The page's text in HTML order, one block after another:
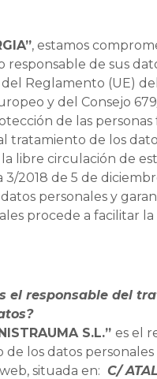
, estamos
de sus
Reglamento (UE) del
y del Consejo
de las personas
tratamiento de los
libre circulación de
3/2018 de 5 de
personales y
procede a facilitar
el responsable del
S.L.” es el
los datos personales
situada en: C/